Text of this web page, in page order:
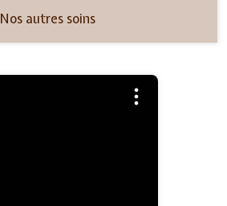
Nos autres soins